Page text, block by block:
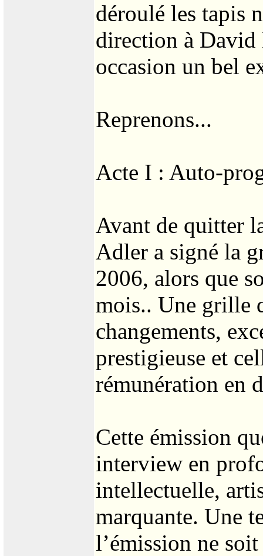
déroulé les tapis
direction à David
occasion un bel
Reprenons...
Acte I : Auto-
Avant de quitter
Adler a signé la
2006, alors que
mois.. Une grille
changements,
prestigieuse et
rémunération en
Cette émission
interview en
intellectuelle,
marquante. Une
l’émission ne